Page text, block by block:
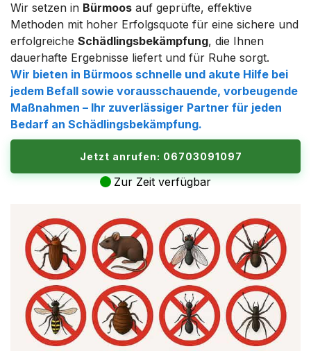
Wir setzen in Bürmoos auf geprüfte, effektive
Methoden mit hoher Erfolgsquote für eine sichere und
erfolgreiche Schädlingsbekämpfung, die Ihnen
dauerhafte Ergebnisse liefert und für Ruhe sorgt.
Wir bieten in Bürmoos schnelle und akute Hilfe bei
jedem Befall sowie vorausschauende, vorbeugende
Maßnahmen – Ihr zuverlässiger Partner für jeden
Bedarf an Schädlingsbekämpfung.
Jetzt anrufen: 06703091097
Zur Zeit verfügbar